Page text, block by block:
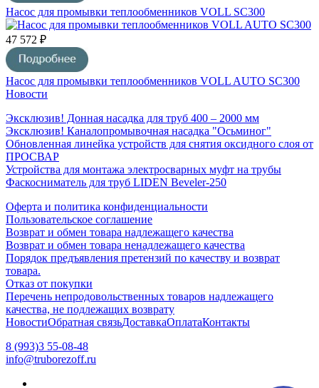
Насос для промывки теплообменников VOLL SC300
47 572 ₽
Насос для промывки теплообменников VOLL AUTO SC300
Новости
Эксклюзив! Донная насадка для труб 400 – 2000 мм
Эксклюзив! Каналопромывочная насадка "Осьминог"
Обновленная линейка устройств для снятия оксидного слоя от
ПРОСВАР
Устройства для монтажа электросварных муфт на трубы
Фаскосниматель для труб LIDEN Beveler-250
Оферта и политика конфиденциальности
Пользовательское соглашение
Возврат и обмен товара надлежащего качества
Возврат и обмен товара ненадлежащего качества
Порядок предъявления претензий по качеству и возврат
товара.
Отказ от покупки
Перечень непродовольственных товаров надлежащего
качества, не подлежащих возврату
НовостиОбратная связьДоставкаОплатаКонтакты
8 (993)3 55-08-48
info@truborezoff.ru